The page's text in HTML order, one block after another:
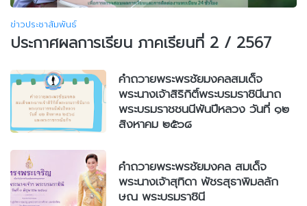
ข่าวประชาสัมพันธ์
ประกาศผลการเรียน ภาคเรียนที่ 2 / 2567
คำถวายพระพรชัยมงคลสมเด็จ
พระนางเจ้าสิริกิติ์พระบรมราชินีนาถ
พระบรมราชชนนีพันปีหลวง วันที่ ๑๒
สิงหาคม ๒๕๖๘
คำถวายพระพรชัยมงคล สมเด็จ
พระนางเจ้าสุทิดา พัชรสุธาพิมลลัก
ษณ พระบรมราชินี